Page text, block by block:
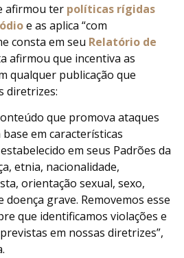
afirmou ter políticas rígidas
e as aplica “com
consta em seu Relatório de
afirmou que incentiva as
qualquer publicação que
diretrizes:
que promova ataques
em características
em seus Padrões da
etnia, nacionalidade,
orientação sexual, sexo,
grave. Removemos esse
que identificamos violações e
em nossas diretrizes”,